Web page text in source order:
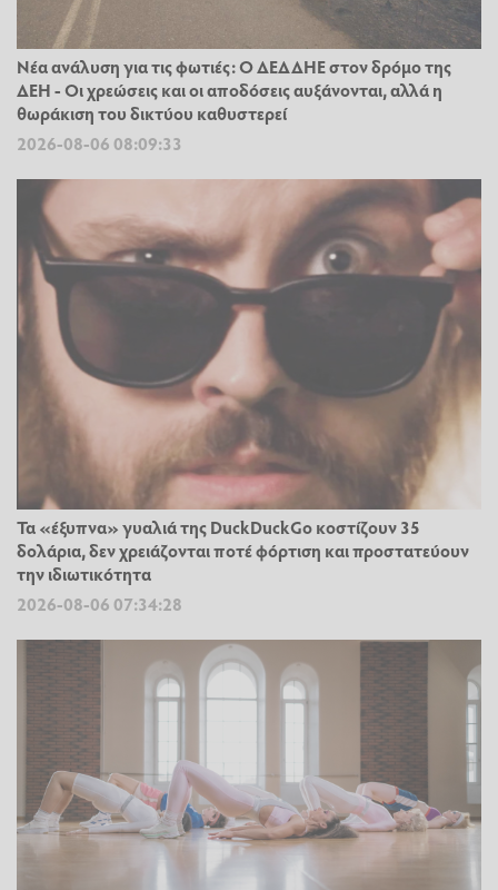
Νέα ανάλυση για τις φωτιές: Ο ΔΕΔΔΗΕ στον δρόμο της
ΔΕΗ - Οι χρεώσεις και οι αποδόσεις αυξάνονται, αλλά η
θωράκιση του δικτύου καθυστερεί
2026-08-06 08:09:33
Τα «έξυπνα» γυαλιά της DuckDuckGo κοστίζουν 35
δολάρια, δεν χρειάζονται ποτέ φόρτιση και προστατεύουν
την ιδιωτικότητα
2026-08-06 07:34:28